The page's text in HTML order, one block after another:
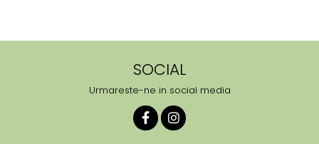
SOCIAL
Urmareste-ne in social media